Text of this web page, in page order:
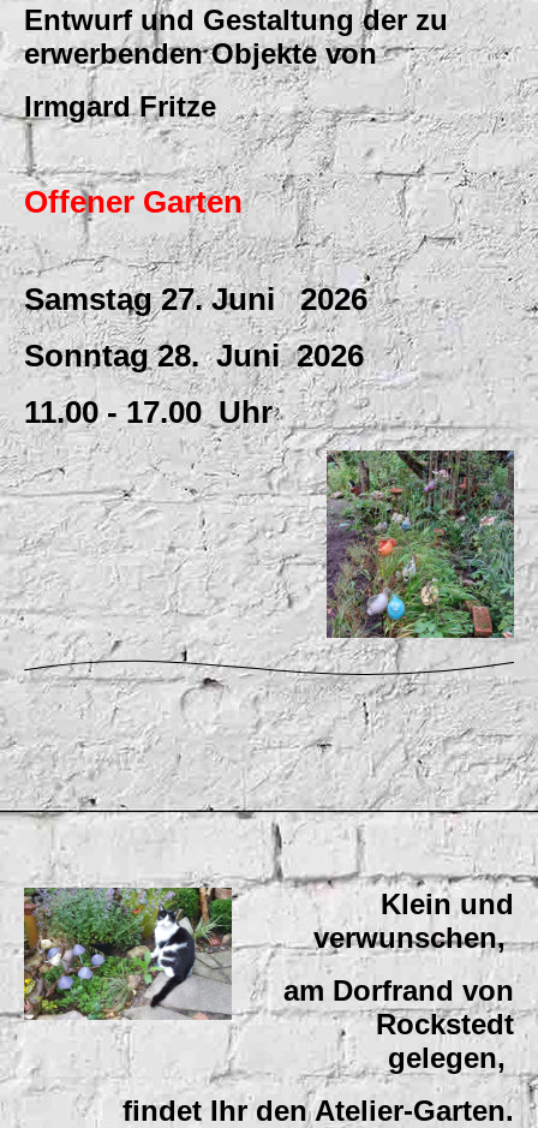
Entwurf und Gestaltung der zu
erwerbenden Objekte von
Irmgard Fritze
Offener Garten
Samstag 27. Juni 2026
Sonntag 28. Juni 2026
11.00 - 17.00 Uhr
Klein und
verwunschen,
am Dorfrand von
Rockstedt
gelegen,
findet Ihr den Atelier-Garten.